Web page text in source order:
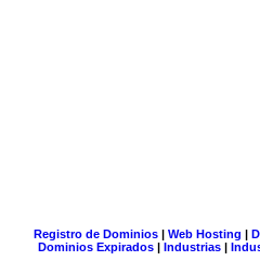
Registro de Dominios| Web Hosting |
Dominios Expirados | Industrias |